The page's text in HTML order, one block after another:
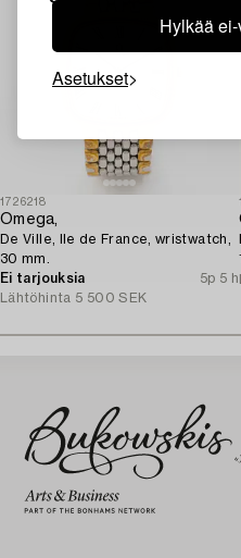
Hylkää
Asetukset
1726218
Omega,
De Ville, Ile de France, wristwatch,
30 mm.
Ei tarjouksia
5p 5 h
Lähtöhinta 5 500 SEK